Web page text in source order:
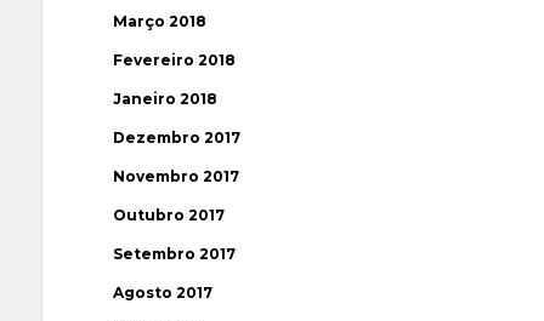
Março 2018
Fevereiro 2018
Janeiro 2018
Dezembro 2017
Novembro 2017
Outubro 2017
Setembro 2017
Agosto 2017